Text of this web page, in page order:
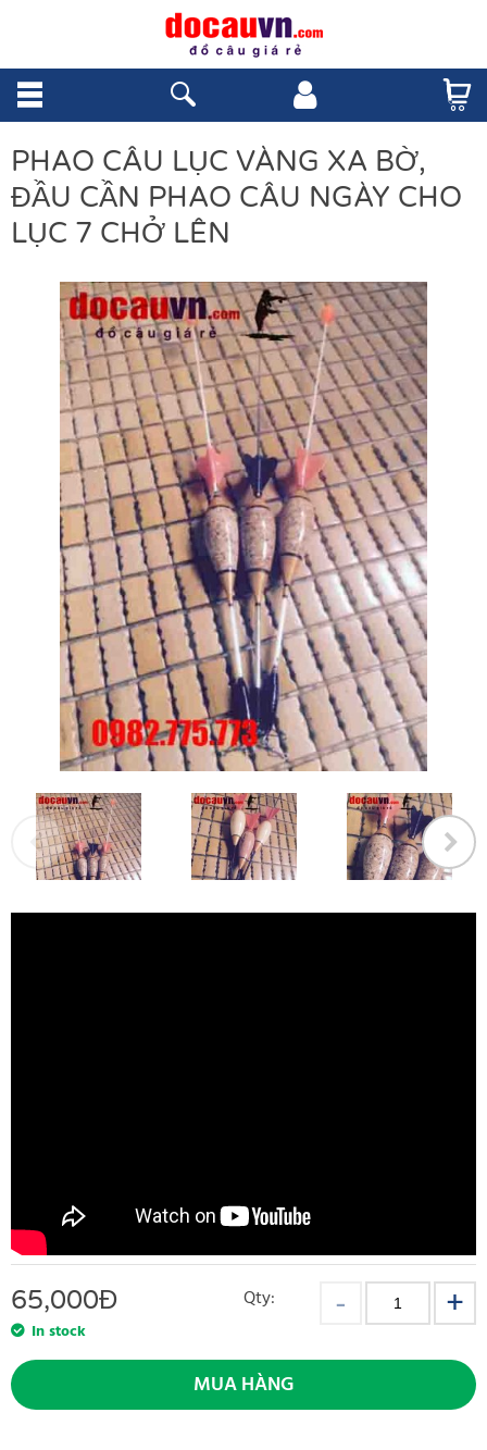
PHAO CÂU LỤC VÀNG XA BỜ,
ĐẦU CẦN PHAO CÂU NGÀY CHO
LỤC 7 CHỞ LÊN
65,000Đ
In stock
Qty:
MUA HÀNG